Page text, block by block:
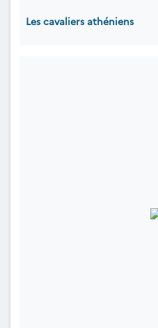
Les cavaliers athéniens